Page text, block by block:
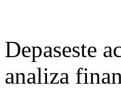
Depaseste
analiza